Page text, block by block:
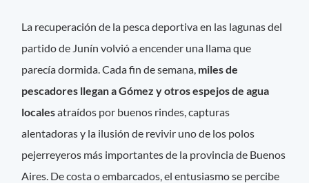
La recuperación de la pesca deportiva en las lagunas del
partido de Junín volvió a encender una llama que
parecía dormida. Cada fin de semana, miles de
pescadores llegan a Gómez y otros espejos de agua
localesatraídos por buenos rindes, capturas
alentadoras y la ilusión de revivir uno de los polos
pejerreyeros más importantes de la provincia de Buenos
Aires. De costa o embarcados, el entusiasmo se percibe